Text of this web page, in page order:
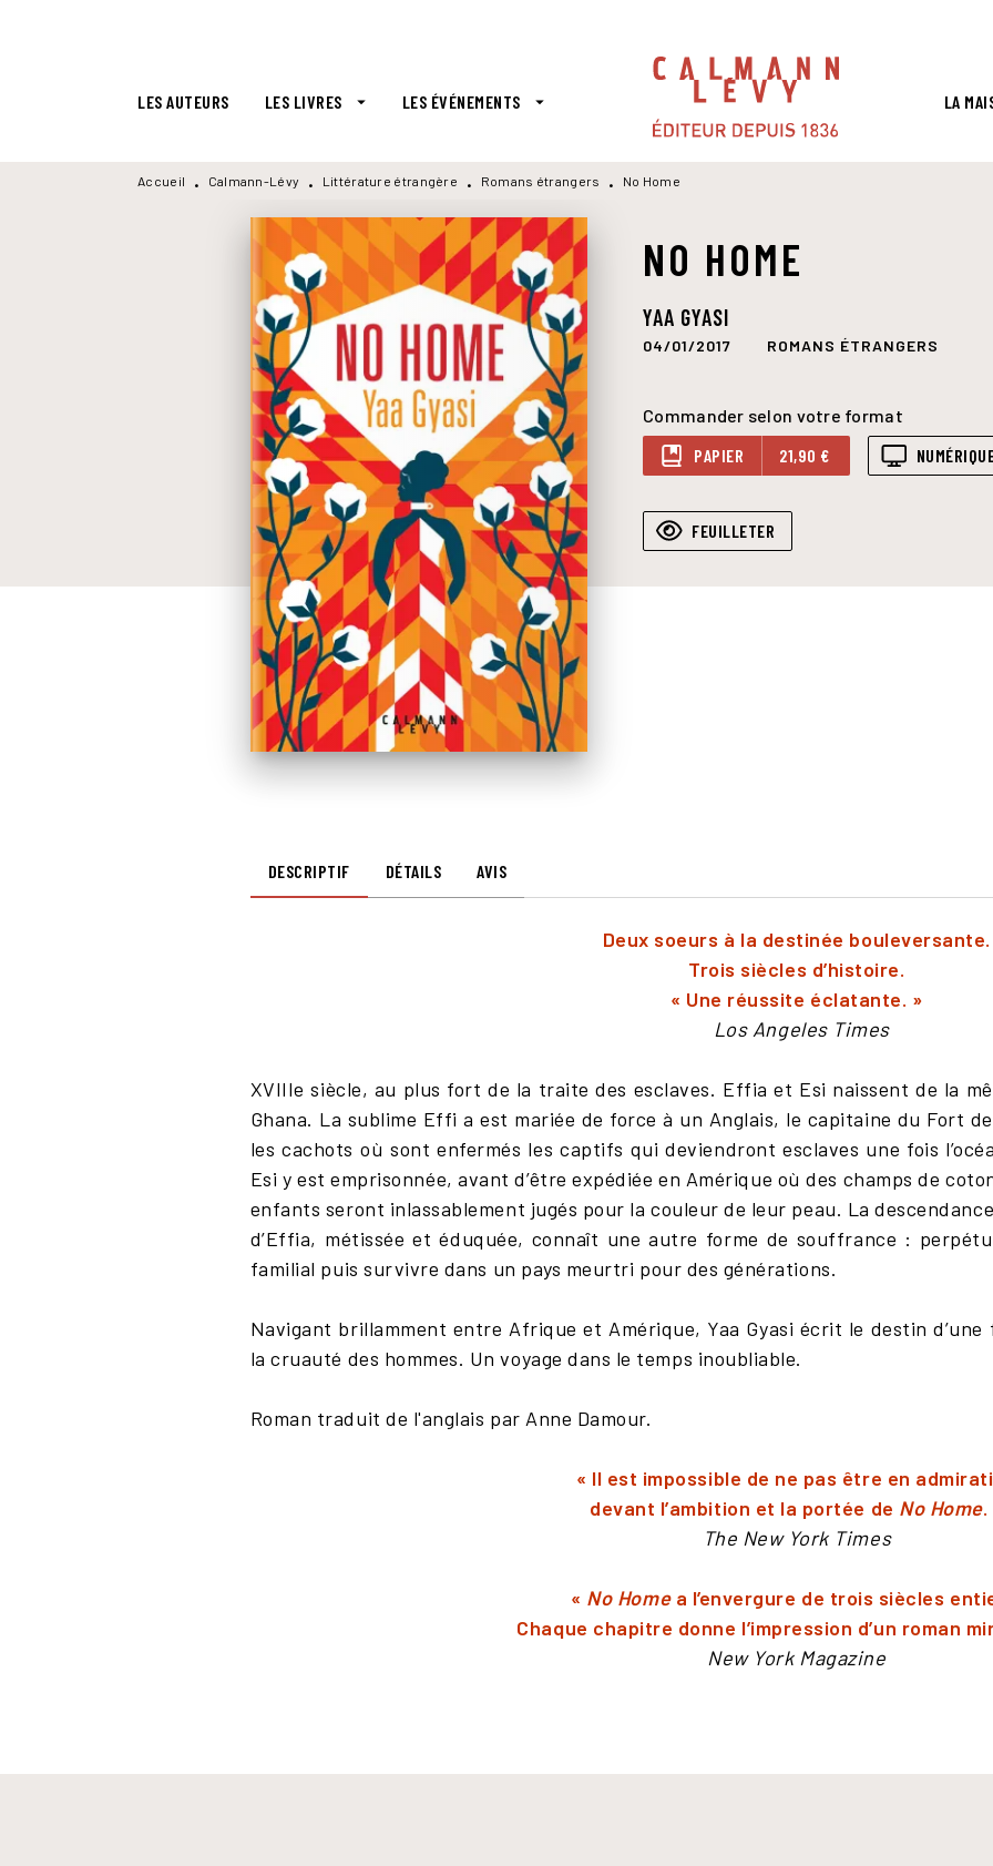
LES AUTEURS LES LIVRES arrow_drop_down LES ÉVÉNEMENTS arrow_drop_down LA
Accueil • Calmann-Lévy • Littérature étrangère • Romans étrangers • No Home
NO HOME
YAA GYASI
04/01/2017 ROMANS ÉTRANGERS
Commander selon votre format
PAPIER
21,90 €
FEUILLETER
DESCRIPTIF DÉTAILS AVIS
Deux soeurs à la destinée bouleversante.
Trois siècles d’histoire.
« Une réussite éclatante. »
Los Angeles Times
XVIIIe siècle, au plus fort de la traite des esclaves. Effia et Esi naissent de la
Ghana. La sublime Effi a est mariée de force à un Anglais, le capitaine du Fort
les cachots où sont enfermés les captifs qui deviendront esclaves une fois
Esi y est emprisonnée, avant d’être expédiée en Amérique où des champs de
enfants seront inlassablement jugés pour la couleur de leur peau. La descendance
d’Effia, métissée et éduquée, connaît une autre forme de souffrance :
familial puis survivre dans un pays meurtri pour des générations.
Navigant brillamment entre Afrique et Amérique, Yaa Gyasi écrit le destin d’une
la cruauté des hommes. Un voyage dans le temps inoubliable.
Roman traduit de l'anglais par Anne Damour.
« Il est impossible de ne pas être en
devant l’ambition et la portée de No Home.
The New York Times
« No Home a l’envergure de trois siècles
Chaque chapitre donne l’impression d’un roman
New York Magazine